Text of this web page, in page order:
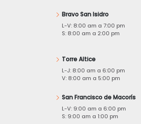
Bravo San Isidro
L-V: 8:00 am a 7:00 pm
S: 8:00 am a 2:00 pm
Torre Altice
L-J: 8:00 am a 6:00 pm
V: 8:00 am a 5:00 pm
San Francisco de Macorís
L-V: 9:00 am a 6:00 pm
S: 9:00 am a 1:00 pm